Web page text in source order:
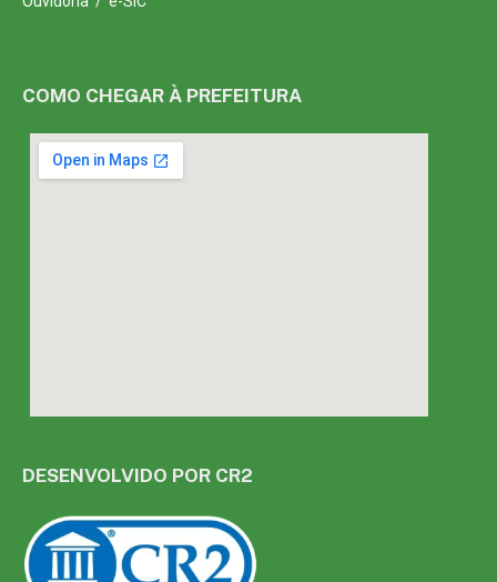
COMO CHEGAR À PREFEITURA
DESENVOLVIDO POR CR2